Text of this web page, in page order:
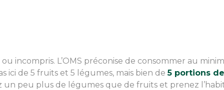
incompris. L’OMS préconise de consommer au
ici de 5 fruits et 5 légumes, mais bien de5 portions
un peu plus de légumes que de fruits et prenez